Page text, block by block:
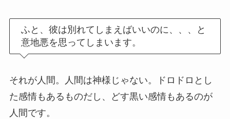
ふと、彼は別れてしまえばいいのに、、、と
意地悪を思ってしまいます。
それが人間。人間は神様じゃない。ドロドロとし
た感情もあるものだし、どす黒い感情もあるのが
人間です。